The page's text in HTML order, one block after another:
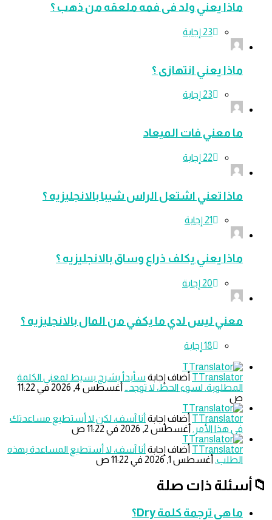
ماذا يعني ولد فى فمه ملعقه من ذهب ؟
ماذا يعني انتهازى ؟
ما معني فات الميعاد
ماذا تعني اشتعل الراس شيبا بالانجليزيه ؟
ماذا يعني يكلف ذراع وساق بالانجليزيه ؟
معني ليس لدي ما يكفي من المال بالانجليزيه ؟
TTranslator‫أضاف إجابة
سأبدأ بشرح بسيط لمعنى الكلمة
المطلوبة. لسوء الحظ، لا توجد…
‫أغسطس 4, 2026 في 11:22
TTranslator‫أضاف إجابة
أنا آسف، لكن لا أستطيع مساعدتك
في هذا الأمر. ‫أغسطس 2, 2026 في 11:22 ص
TTranslator‫أضاف إجابة
أنا آسف، لا أستطيع المساعدة بهذه
الطلب.‫أغسطس 1, 2026 في 11:22 ص
ذات صلة
ما هي ترجمة كلمة Dry؟